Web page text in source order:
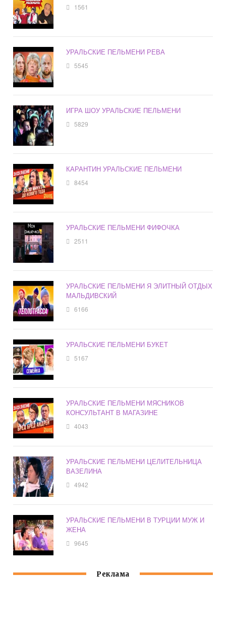
1561
УРАЛЬСКИЕ ПЕЛЬМЕНИ РЕВА
5545
ИГРА ШОУ УРАЛЬСКИЕ ПЕЛЬМЕНИ
5829
КАРАНТИН УРАЛЬСКИЕ ПЕЛЬМЕНИ
8454
УРАЛЬСКИЕ ПЕЛЬМЕНИ ФИФОЧКА
2511
УРАЛЬСКИЕ ПЕЛЬМЕНИ Я ЭЛИТНЫЙ ОТДЫХ
МАЛЬДИВСКИЙ
6166
УРАЛЬСКИЕ ПЕЛЬМЕНИ БУКЕТ
5167
УРАЛЬСКИЕ ПЕЛЬМЕНИ МЯСНИКОВ
КОНСУЛЬТАНТ В МАГАЗИНЕ
4043
УРАЛЬСКИЕ ПЕЛЬМЕНИ ЦЕЛИТЕЛЬНИЦА
ВАЗЕЛИНА
4942
УРАЛЬСКИЕ ПЕЛЬМЕНИ В ТУРЦИИ МУЖ И
ЖЕНА
9645
Реклама